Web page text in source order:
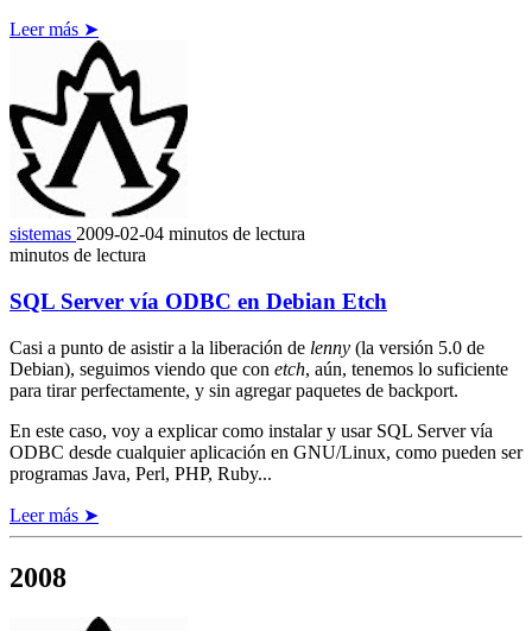
Leer más ➤
sistemas 2009-02-04 minutos de lectura
minutos de lectura
SQL Server vía ODBC en Debian Etch
Casi a punto de asistir a la liberación de lenny (la versión 5.0 de
Debian), seguimos viendo que con etch, aún, tenemos lo suficiente
para tirar perfectamente, y sin agregar paquetes de backport.
En este caso, voy a explicar como instalar y usar SQL Server vía
ODBC desde cualquier aplicación en GNU/Linux, como pueden ser
programas Java, Perl, PHP, Ruby...
Leer más ➤
2008